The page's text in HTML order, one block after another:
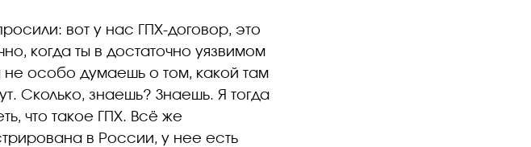
вот у нас ГПХ-договор, это
когда ты в достаточно уязвимом
особо думаешь о том, какой там
Сколько, знаешь? Знаешь. Я тогда
что такое ГПХ. Всё же
в России, у нее есть